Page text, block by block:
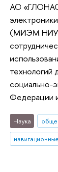
АО
(МИЭМ НИУ
технологий
социально-
Федерации
Наука